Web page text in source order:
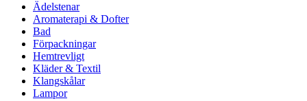
Ädelstenar
Aromaterapi & Dofter
Bad
Förpackningar
Hemtrevligt
Kläder & Textil
Klangskålar
Lampor